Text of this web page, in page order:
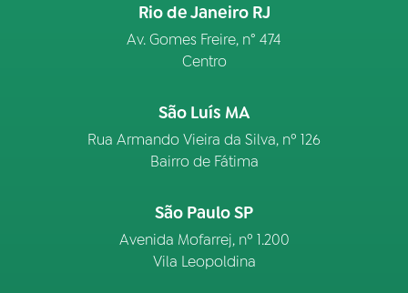
Rio de Janeiro RJ
Av. Gomes Freire, n° 474
Centro
São Luís MA
Rua Armando Vieira da Silva, nº 126
Bairro de Fátima
São Paulo SP
Avenida Mofarrej, nº 1.200
Vila Leopoldina